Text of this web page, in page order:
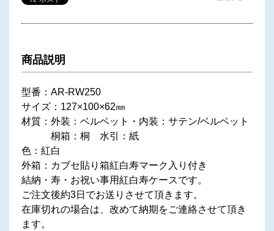
商品説明
型番：AR-RW250
サイズ：127×100×62㎜
材質：外装：ベルベット・内装：サテン/ベルベット
桐箱：桐 水引：紙
色：紅白
外箱：カブセ貼り箱紅白寿マーク入り付き
結納・寿・お祝い事用紅白寿ケースです。
ご注文後約3日でお送りさせて頂きます。
在庫切れの場合は、改めて納期をご連絡させて頂き
ます。